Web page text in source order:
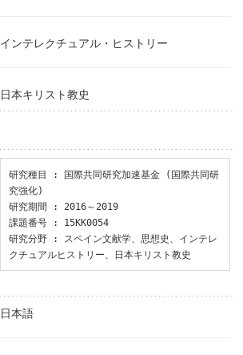
インテレクチュアル・ヒストリー
日本キリスト教史
研究種目 : 国際共同研究加速基金 (国際共同研
究強化)
研究期間 : 2016～2019
課題番号 : 15KK0054
研究分野 : スペイン文献学、思想史、インテレ
クチュアルヒストリー、日本キリスト教史
日本語